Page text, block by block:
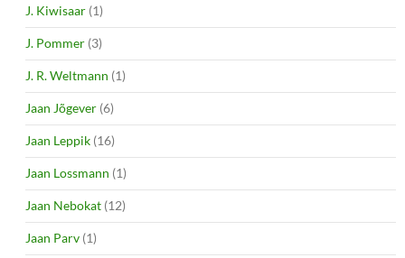
J. Kiwisaar (1)
J. Pommer (3)
J. R. Weltmann (1)
Jaan Jõgever (6)
Jaan Leppik (16)
Jaan Lossmann (1)
Jaan Nebokat (12)
Jaan Parv (1)